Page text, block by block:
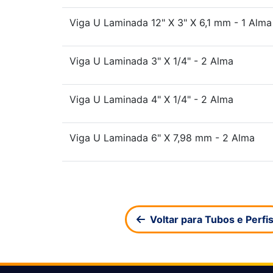
Viga U Laminada 12" X 3" X 6,1 mm - 1 Alma
Viga U Laminada 3" X 1/4" - 2 Alma
Viga U Laminada 4" X 1/4" - 2 Alma
Viga U Laminada 6" X 7,98 mm - 2 Alma
Voltar para Tubos e Perfis